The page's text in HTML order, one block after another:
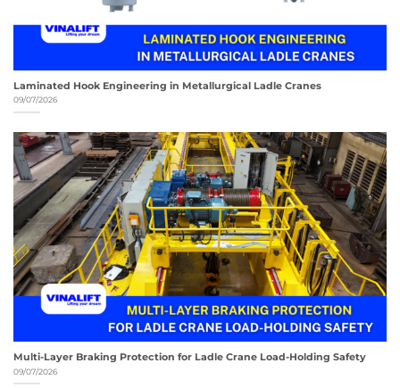
Laminated Hook Engineering in Metallurgical Ladle Cranes
09/07/2026
Multi-Layer Braking Protection for Ladle Crane Load-Holding Safety
09/07/2026